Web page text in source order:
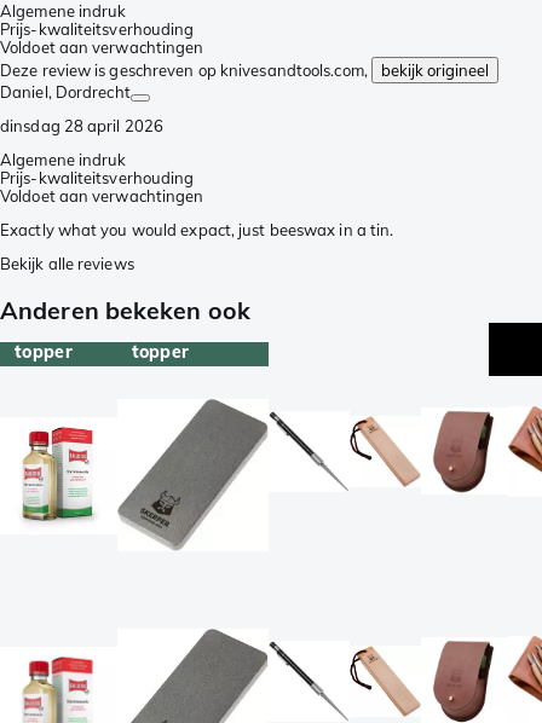
Algemene indruk
Prijs-kwaliteitsverhouding
Voldoet aan verwachtingen
Deze review is geschreven op knivesandtools.com,
bekijk origineel
Daniel, Dordrecht
dinsdag 28 april 2026
Algemene indruk
Prijs-kwaliteitsverhouding
Voldoet aan verwachtingen
Exactly what you would expact, just beeswax in a tin.
Bekijk alle reviews
Anderen bekeken ook
topper topper